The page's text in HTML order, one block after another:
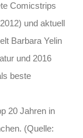
Comicstrips
und aktuell
Barbara Yelin
und 2016
beste
20 Jahren in
(Quelle: